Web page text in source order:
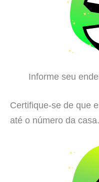
Informe seu
Certifique-se de que
até o número da